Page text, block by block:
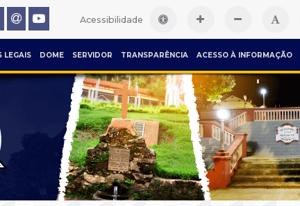
Acessibilidade
LEGAIS DOME SERVIDOR TRANSPARÊNCIA ACESSO À INFORMAÇÃO